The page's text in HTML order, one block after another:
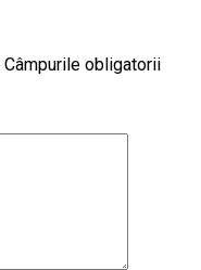
Câmpurile obligatorii